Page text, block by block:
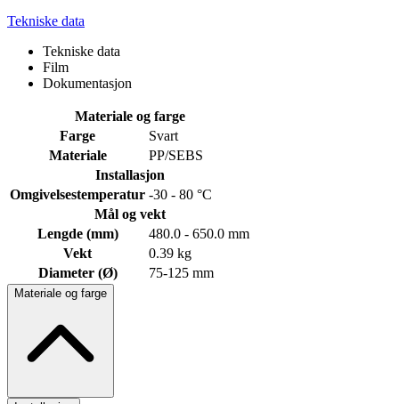
Tekniske data
Tekniske data
Film
Dokumentasjon
Materiale og farge
Farge
Svart
Materiale
PP/SEBS
Installasjon
Omgivelsestemperatur -30 - 80 °C
Mål og vekt
Lengde (mm)
480.0 - 650.0 mm
Vekt
0.39 kg
Diameter (Ø)
75-125 mm
Materiale og farge